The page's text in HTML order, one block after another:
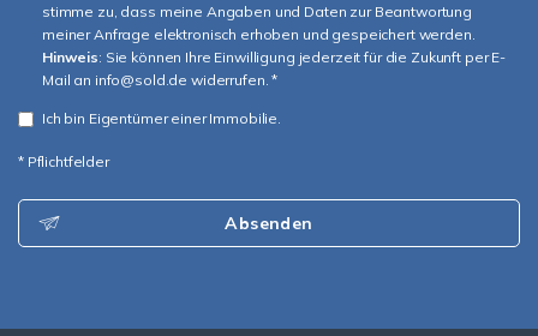
stimme zu, dass meine Angaben und Daten zur Beantwortung
meiner Anfrage elektronisch erhoben und gespeichert werden.
Hinweis: Sie können Ihre Einwilligung jederzeit für die Zukunft per E-
Mail an info@sold.de widerrufen. *
Ich bin Eigentümer einer Immobilie.
* Pflichtfelder
Absenden